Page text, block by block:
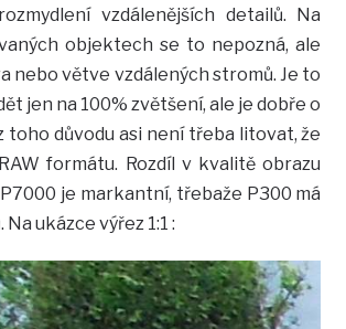
vzdálenějších detailů. Na
objektech se to nepozná, ale
nebo větve vzdálených stromů. Je to
jen na 100% zvětšení, ale je dobře o
toho důvodu asi není třeba litovat, že
formátu. Rozdíl v kvalitě obrazu
je markantní, třebaže P300 má
ukázce výřez 1:1 :